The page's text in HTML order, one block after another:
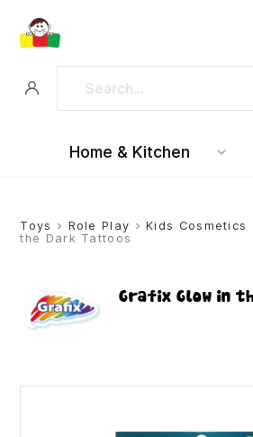
Home & Kitchen
Toys > Role Play >Kids Cosmetics
the Dark Tattoos
Grafix Glow in